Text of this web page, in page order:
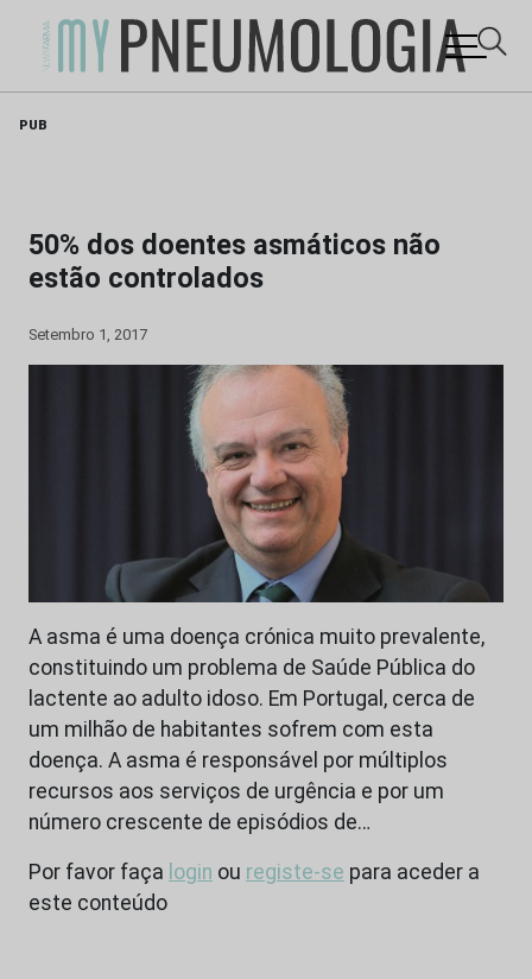
PUB
50% dos doentes asmáticos não
estão controlados
Setembro 1, 2017
A asma é uma doença crónica muito prevalente,
constituindo um problema de Saúde Pública do
lactente ao adulto idoso. Em Portugal, cerca de
um milhão de habitantes sofrem com esta
doença. A asma é responsável por múltiplos
recursos aos serviços de urgência e por um
número crescente de episódios de…
Por favor faça login ou registe-se para aceder a
este conteúdo